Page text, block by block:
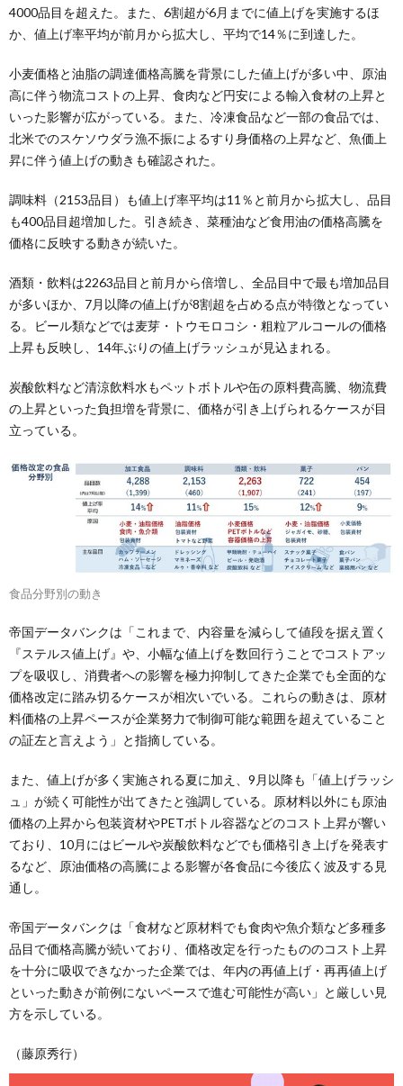
4000品目を超えた。また、6割超が6月までに値上げを実施するほ
か、値上げ率平均が前月から拡大し、平均で14％に到達した。
小麦価格と油脂の調達価格高騰を背景にした値上げが多い中、原油
高に伴う物流コストの上昇、食肉など円安による輸入食材の上昇と
いった影響が広がっている。また、冷凍食品など一部の食品では、
北米でのスケソウダラ漁不振によるすり身価格の上昇など、魚価上
昇に伴う値上げの動きも確認された。
調味料（2153品目）も値上げ率平均は11％と前月から拡大し、品目
も400品目超増加した。引き続き、菜種油など食用油の価格高騰を
価格に反映する動きが続いた。
酒類・飲料は2263品目と前月から倍増し、全品目中で最も増加品目
が多いほか、7月以降の値上げが8割超を占める点が特徴となってい
る。ビール類などでは麦芽・トウモロコシ・粗粒アルコールの価格
上昇も反映し、14年ぶりの値上げラッシュが見込まれる。
炭酸飲料など清涼飲料水もペットボトルや缶の原料費高騰、物流費
の上昇といった負担増を背景に、価格が引き上げられるケースが目
立っている。
食品分野別の動き
帝国データバンクは「これまで、内容量を減らして値段を据え置く
『ステルス値上げ』や、小幅な値上げを数回行うことでコストアッ
プを吸収し、消費者への影響を極力抑制してきた企業でも全面的な
価格改定に踏み切るケースが相次いでいる。これらの動きは、原材
料価格の上昇ペースが企業努力で制御可能な範囲を超えていること
の証左と言えよう」と指摘している。
また、値上げが多く実施される夏に加え、9月以降も「値上げラッシ
ュ」が続く可能性が出てきたと強調している。原材料以外にも原油
価格の上昇から包装資材やPETボトル容器などのコスト上昇が響い
ており、10月にはビールや炭酸飲料などでも価格引き上げを発表す
るなど、原油価格の高騰による影響が各食品に今後広く波及する見
通し。
帝国データバンクは「食材など原材料でも食肉や魚介類など多種多
品目で価格高騰が続いており、価格改定を行ったもののコスト上昇
を十分に吸収できなかった企業では、年内の再値上げ・再再値上げ
といった動きが前例にないペースで進む可能性が高い」と厳しい見
方を示している。
（藤原秀行）